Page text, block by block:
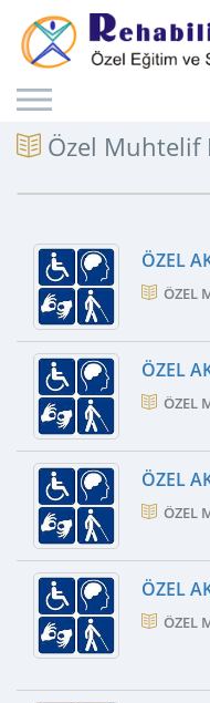
Özel Muhtelif
ÖZEL
ÖZEL
ÖZEL
ÖZEL
ÖZEL
ÖZEL
ÖZEL
ÖZEL